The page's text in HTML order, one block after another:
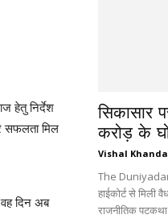
हेतु निर्देश
सफलता मिल
दिन अब
सिकासार
करोड़ के
Vishal Khanda
The
हाईकोर्ट से मिली
राजनीतिक